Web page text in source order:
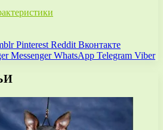
Pinterest Reddit Вконтакте
Messenger WhatsApp Telegram Viber